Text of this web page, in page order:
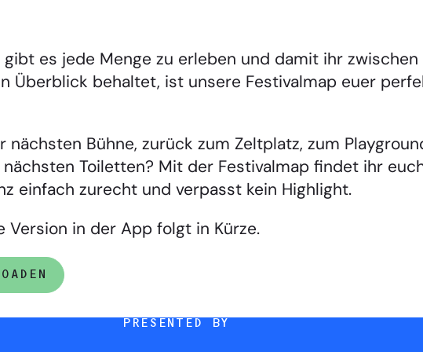
gibt es jede Menge zu erleben und damit ihr
Überblick behaltet, ist unsere Festivalmap euer
nächsten Bühne, zurück zum Zeltplatz, zum
nächsten Toiletten? Mit der Festivalmap findet ihr
einfach zurecht und verpasst kein Highlight.
Version in der App folgt in Kürze.
PRESENTED BY